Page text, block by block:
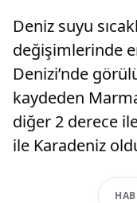
Deniz suyu
değişimlerinde
Denizi’nde
kaydeden
diğer 2 derece
ile Karadeniz